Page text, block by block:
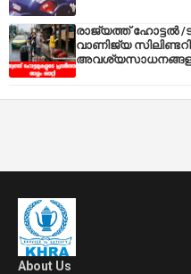
രാജ്യത്ത് ഹോട്ടൽ /
വാണിജ്യ
About Us